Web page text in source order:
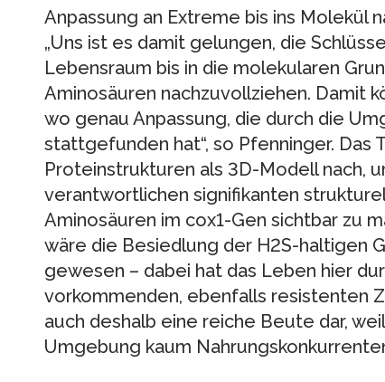
Anpassung an Extreme bis ins Molekül
„Uns ist es damit gelungen, die
Lebensraum bis in die molekularen
Aminosäuren nachzuvollziehen. Damit
wo genau Anpassung, die durch die
stattgefunden hat“, so Pfenninger. Das
Proteinstrukturen als 3D-Modell nach,
verantwortlichen signifikanten
Aminosäuren im cox1-Gen sichtbar zu
wäre die Besiedlung der H2S-haltigen
gewesen – dabei hat das Leben hier
vorkommenden, ebenfalls resistenten
auch deshalb eine reiche Beute dar,
Umgebung kaum